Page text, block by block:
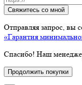
Свяжитесь со мной
Отправляя запрос, вы
«Гарантия
Спасибо! Наш
Продолжить покупки